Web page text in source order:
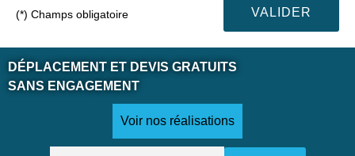
(*) Champs obligatoire
DÉPLACEMENT ET DEVIS GRATUITS
SANS ENGAGEMENT
Voir nos réalisations